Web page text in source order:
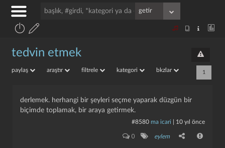
tedvin etmek
paylaş araştır filtrele kategori bkzlar 1
derlemek. herhangi bir şeyleri seçme yaparak düzgün bir
biçimde toplamak, bir araya getirmek.
#8580 ma icari 10 yıl önce
0 eylem